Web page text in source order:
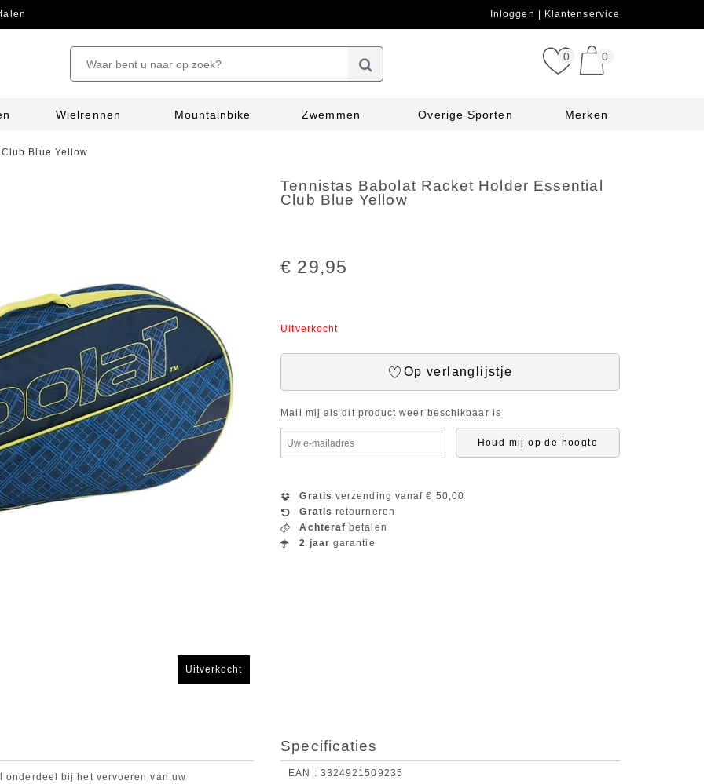
Inloggen Klantenservice
0 0
Wielrennen Mountainbike Zwemmen Overige Sporten Merken
Blue Yellow
Uitverkocht
Tennistas Babolat Racket Holder Essential
Club Blue Yellow
€ 29,95
Uitverkocht
Op verlanglijstje
Mail mij als dit product weer beschikbaar is
Houd mij op de hoogte
Gratis verzending vanaf € 50,00
Gratis retourneren
Achteraf betalen
2 jaar garantie
onderdeel bij het vervoeren van uw
Specificaties
EAN 3324921509235